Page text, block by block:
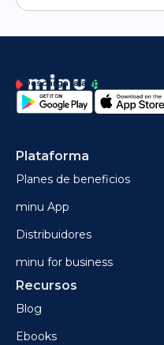
Descarga la app
Plataforma
Planes de beneficios
minu App
Distribuidores
minu for business
Recursos
Blog
Ebooks